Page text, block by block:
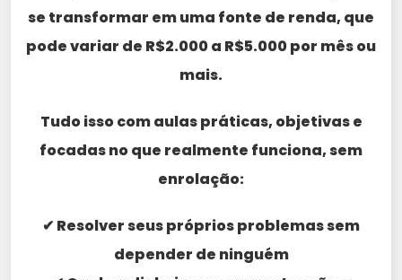
se transformar em uma fonte de renda, que
pode variar de R$2.000 a R$5.000 por mês ou
mais.
Tudo isso com aulas práticas, objetivas e
focadas no que realmente funciona, sem
enrolação:
✔ Resolver seus próprios problemas sem
depender de ninguém